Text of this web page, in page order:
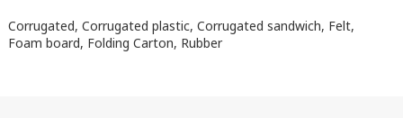
Corrugated, Corrugated plastic, Corrugated sandwich, Felt,
Foam board, Folding Carton, Rubber